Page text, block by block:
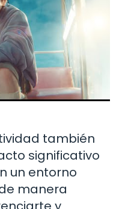
también
significativo
un entorno
manera